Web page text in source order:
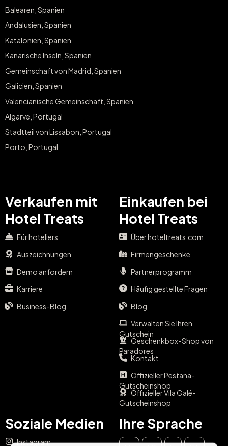
Balearen, Spanien
Andalusien, Spanien
Katalonien, Spanien
Kanarische Inseln, Spanien
Gemeinschaft von Madrid, Spanien
Galicien, Spanien
Valencianische Gemeinschaft, Spanien
Algarve, Portugal
Stadtteil von Lissabon, Portugal
Porto, Portugal
Verkaufen mit
Hotel Treats
Für hoteliers
Auszeichnungen
Demo anfordern
Karriere
Business-Blog
Einkaufen bei
Hotel Treats
Über hoteltreats.com
Firmengeschenke
Partnerprogramm
Häufig gestellte Fragen
Blog
Verwalten Sie Ihren
Gutschein
Geschenkbox-Shop von
Paradores
Kontakt
Offizieller Pestana-
Gutscheinshop
Offizieller Vila Galé-
Gutscheinshop
Soziale Medien
Instagram
Ihre Sprache